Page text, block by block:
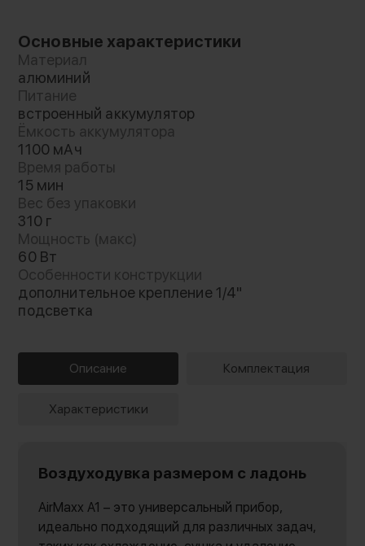
Основные характеристики
Материал
алюминий
Питание
встроенный аккумулятор
Ёмкость аккумулятора
1100 мАч
Время работы
15 мин
Вес без упаковки
310 г
Мощность (макс)
60 Вт
Особенности конструкции
дополнительное крепление 1/4"
подсветка
Описание Комплектация
Характеристики
Воздуходувка размером с ладонь
AirMaxx A1 – это универсальный прибор,
идеально подходящий для различных задач,